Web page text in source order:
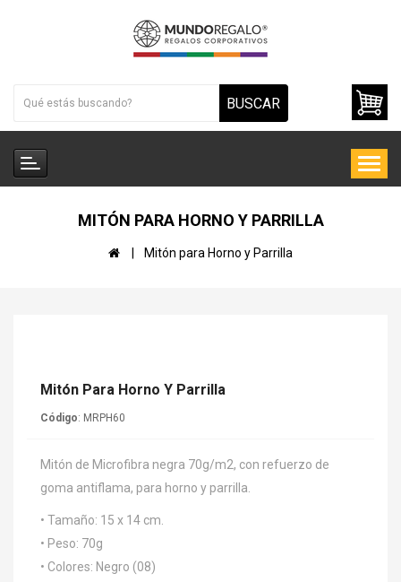
BUSCAR
MITÓN PARA HORNO Y PARRILLA
Mitón para Horno y Parrilla
Mitón Para Horno Y Parrilla
Código: MRPH60
Mitón de Microfibra negra 70g/m2, con refuerzo de
goma antiflama, para horno y parrilla.
• Tamaño: 15 x 14 cm.
• Peso: 70g
• Colores: Negro (08)